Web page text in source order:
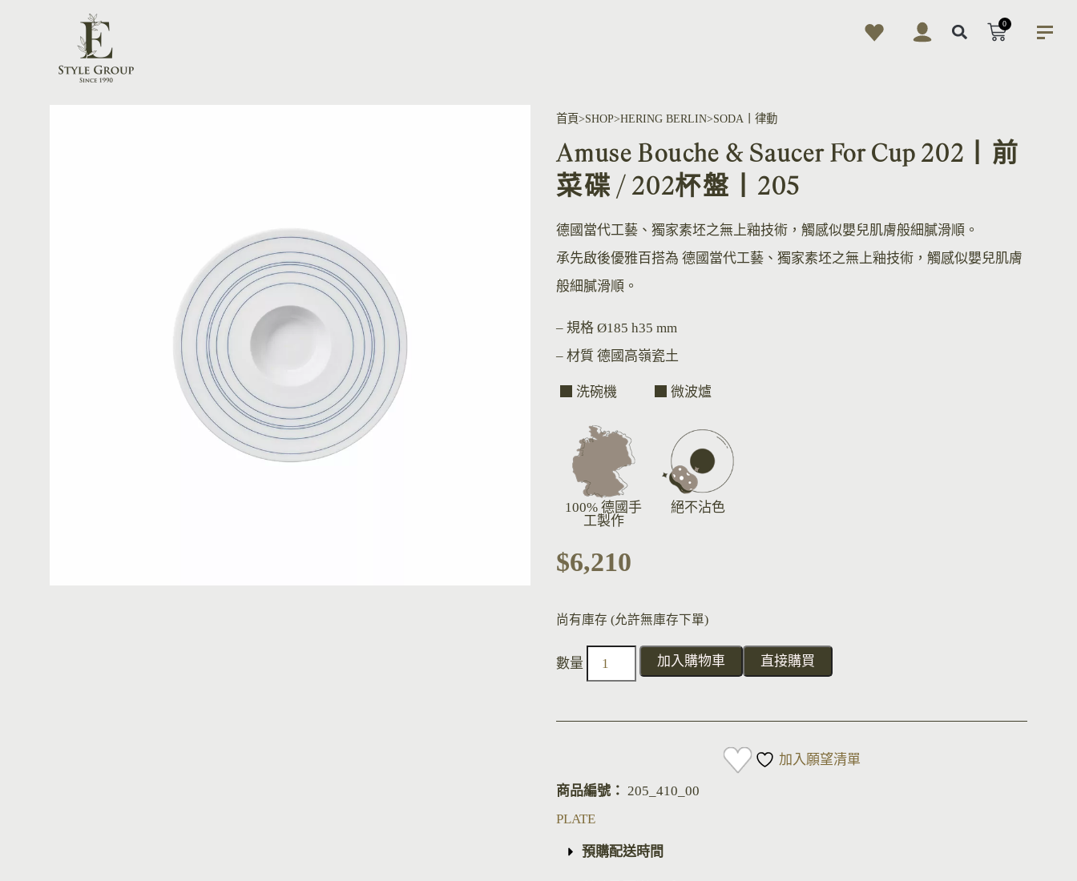
0
首頁 SHOP HERING BERLIN SODA丨律動
Amuse Bouche & Saucer For Cup 202丨前
菜碟 / 202杯盤丨205
德國當代工藝、獨家素坯之無上釉技術，觸感似嬰兒肌膚般細膩滑順。
承先啟後優雅百搭為 德國當代工藝、獨家素坯之無上釉技術，觸感似嬰兒肌膚
般細膩滑順。
– 規格 Ø185 h35 mm
– 材質 德國高嶺瓷土
洗碗機 微波爐
100% 德國手
工製作
絕不沾色
$6,210
尚有庫存 (允許無庫存下單)
加入購物車 直接購買
加入願望清單
商品編號：205_410_00
PLATE
預購配送時間